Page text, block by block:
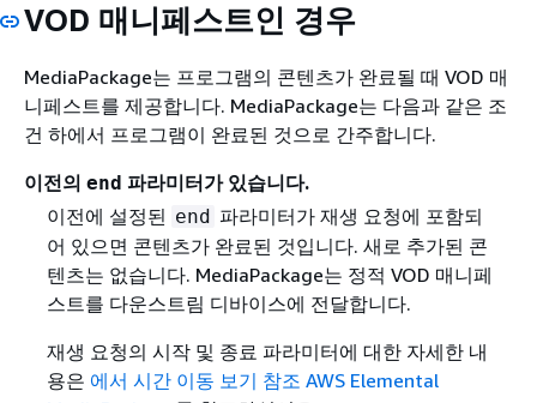
VOD 매니페스트인 경우
MediaPackage는 프로그램의 콘텐츠가 완료될 때 VOD 매
니페스트를 제공합니다. MediaPackage는 다음과 같은 조
건 하에서 프로그램이 완료된 것으로 간주합니다.
이전의 end 파라미터가 있습니다.
이전에 설정된 end 파라미터가 재생 요청에 포함되
어 있으면 콘텐츠가 완료된 것입니다. 새로 추가된 콘
텐츠는 없습니다. MediaPackage는 정적 VOD 매니페
스트를 다운스트림 디바이스에 전달합니다.
재생 요청의 시작 및 종료 파라미터에 대한 자세한 내
용은 에서 시간 이동 보기 참조 AWS Elemental